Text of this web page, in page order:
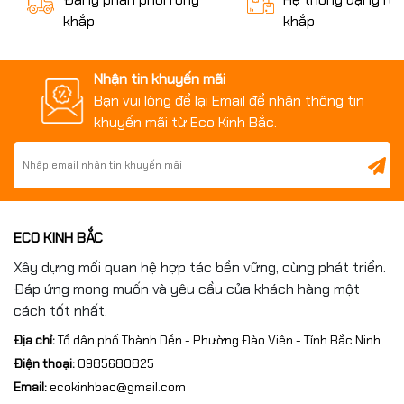
5. Ứng dụng trong kiểm tra độ phẳng khuôn
Độ phẳng của các tấm khuôn ảnh hưởng trực tiếp đến khả
năng đóng mở và tuổi thọ khuôn.
Bàn gang đo kiểm giúp:
Phát hiện cong vênh.
Kiểm tra độ phẳng bề mặt.
Đánh giá chất lượng gia công.
Xác nhận tiêu chuẩn trước khi lắp ráp.
Đây là công đoạn không thể thiếu trong sản xuất khuôn chính
xác.
khắp
khắp
Nhận tin khuyến mãi
Bạn vui lòng để lại Email để nhận thông tin
khuyến mãi từ Eco Kinh Bắc.
ECO KINH BẮC
Xây dựng mối quan hệ hợp tác bền vững, cùng phát triển.
Đáp ứng mong muốn và yêu cầu của khách hàng một
cách tốt nhất.
Địa chỉ:Tổ dân phố Thành Dền - Phường Đào Viên - Tỉnh Bắc Ninh
Điện thoại:0985680825
Email:ecokinhbac@gmail.com